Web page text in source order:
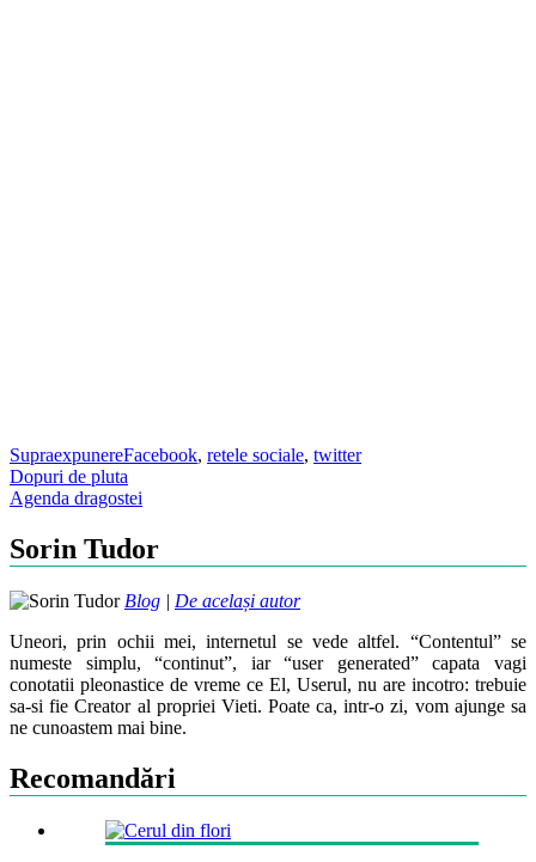
SupraexpunereFacebook, retele sociale, twitter
Post
navigation
Dopuri de pluta
Agenda dragostei
Sorin Tudor
Blog | De același autor
Uneori, prin ochii mei, internetul se vede altfel. “Contentul” se
numeste simplu, “continut”, iar “user generated” capata vagi
conotatii pleonastice de vreme ce El, Userul, nu are incotro: trebuie
sa-si fie Creator al propriei Vieti. Poate ca, intr-o zi, vom ajunge sa
ne cunoastem mai bine.
Recomandări